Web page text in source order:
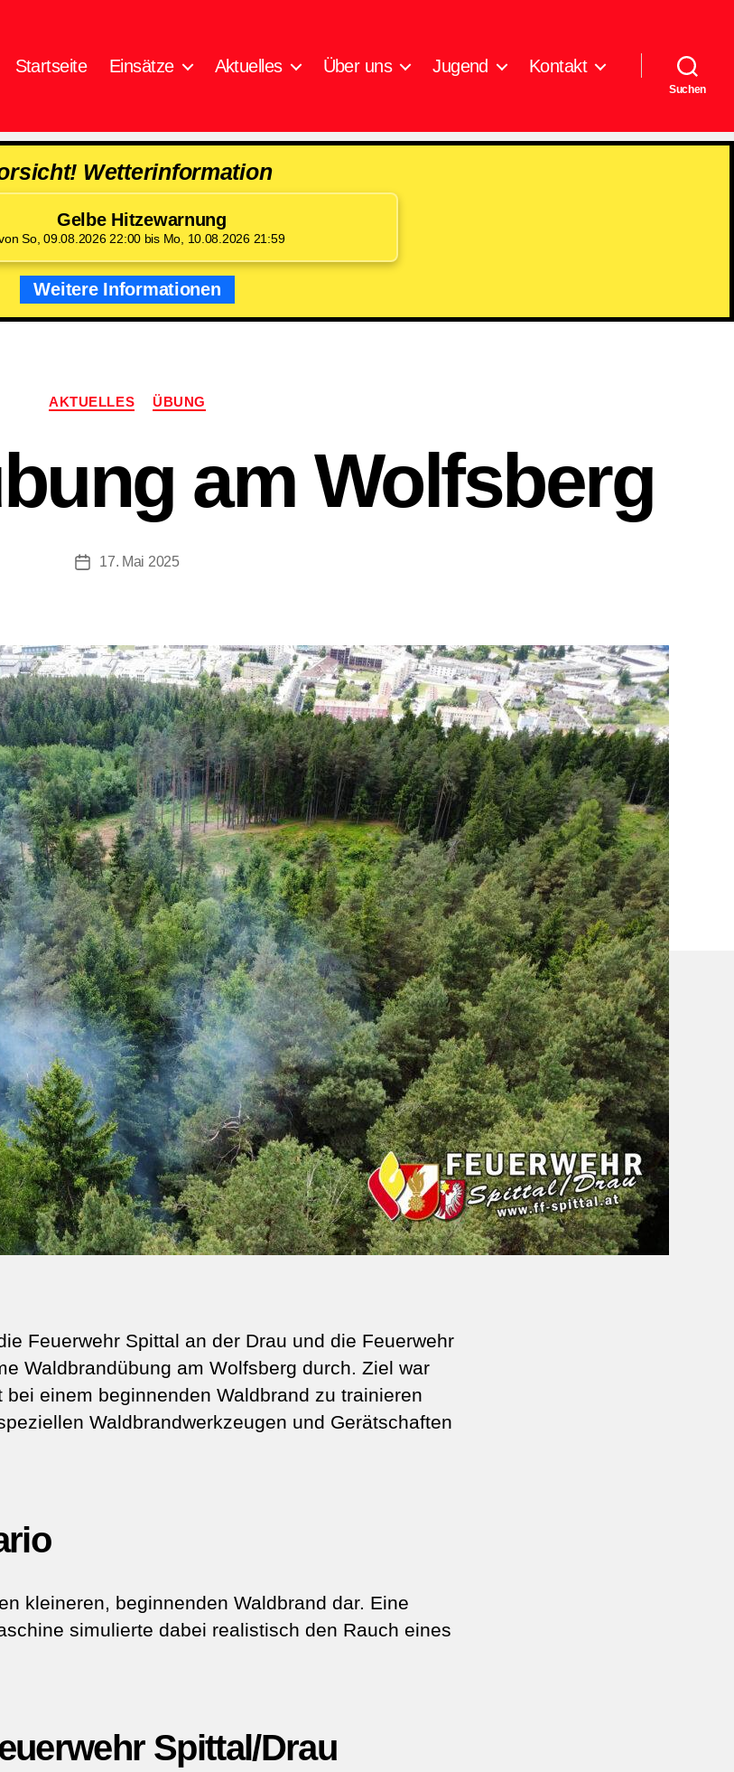
Startseite Einsätze Aktuelles Über uns Jugend Kontakt
Suchen
Wetterinformation
Gelbe Hitzewarnung
So, 09.08.2026 22:00 bis Mo, 10.08.2026 21:59
Weitere Informationen
Kategorien
AKTUELLES ÜBUNG
am Wolfsberg
Beitragsdatum
17. Mai 2025
Feuerwehr Spittal an der Drau und die Feuerwehr
Waldbrandübung am Wolfsberg durch. Ziel war
einem beginnenden Waldbrand zu trainieren
Waldbrandwerkzeugen und Gerätschaften
kleineren, beginnenden Waldbrand dar. Eine
simulierte dabei realistisch den Rauch eines
Spittal/Drau